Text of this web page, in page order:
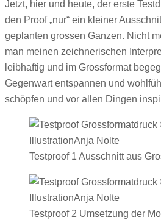
Jetzt, hier und heute, der erste
den Proof „nur“ ein kleiner
geplanten grossen Ganzen. Nicht
man meinen zeichnerischen
leibhaftig und im Grossformat
Gegenwart entspannen und
schöpfen und vor allen Dingen
Testproof 1 Ausschnitt aus
Testproof 2 Umsetzung der